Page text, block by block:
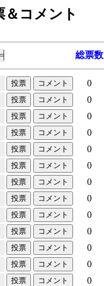
＆コメント
総票数
0
0
0
0
0
0
0
0
0
0
0
0
0